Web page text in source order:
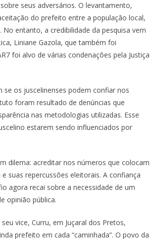
seus adversários. O levantamento,
do prefeito entre a população local,
entanto, a credibilidade da pesquisa vem
Liniane Gazola, que também foi
foi alvo de várias condenações pela Justiça
os juscelinenses podem confiar nos
foram resultado de denúncias que
nas metodologias utilizadas. Esse
estarem sendo influenciados por
dilema: acreditar nos números que colocam
suas repercussões eleitorais. A confiança
agora recai sobre a necessidade de um
opinião pública.
vice, Curru, em Juçaral dos Pretos,
prefeito em cada “caminhada”. O povo da